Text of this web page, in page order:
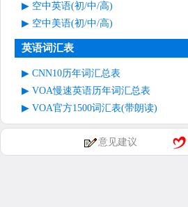
空中英语(初/中/高)
空中美语(初/中/高)
英语词汇表
CNN10历年词汇总表
VOA慢速英语历年词汇总表
VOA官方1500词汇表(带朗读)
意见建议